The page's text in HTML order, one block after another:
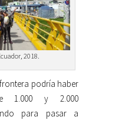
2018.
podría haber
1.000 y 2.000
para pasar a